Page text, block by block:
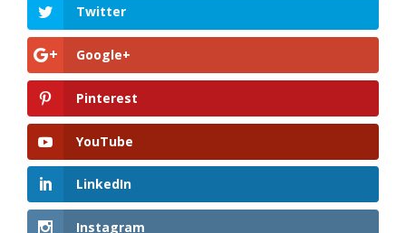
Twitter
Google+
Pinterest
YouTube
LinkedIn
Instagram